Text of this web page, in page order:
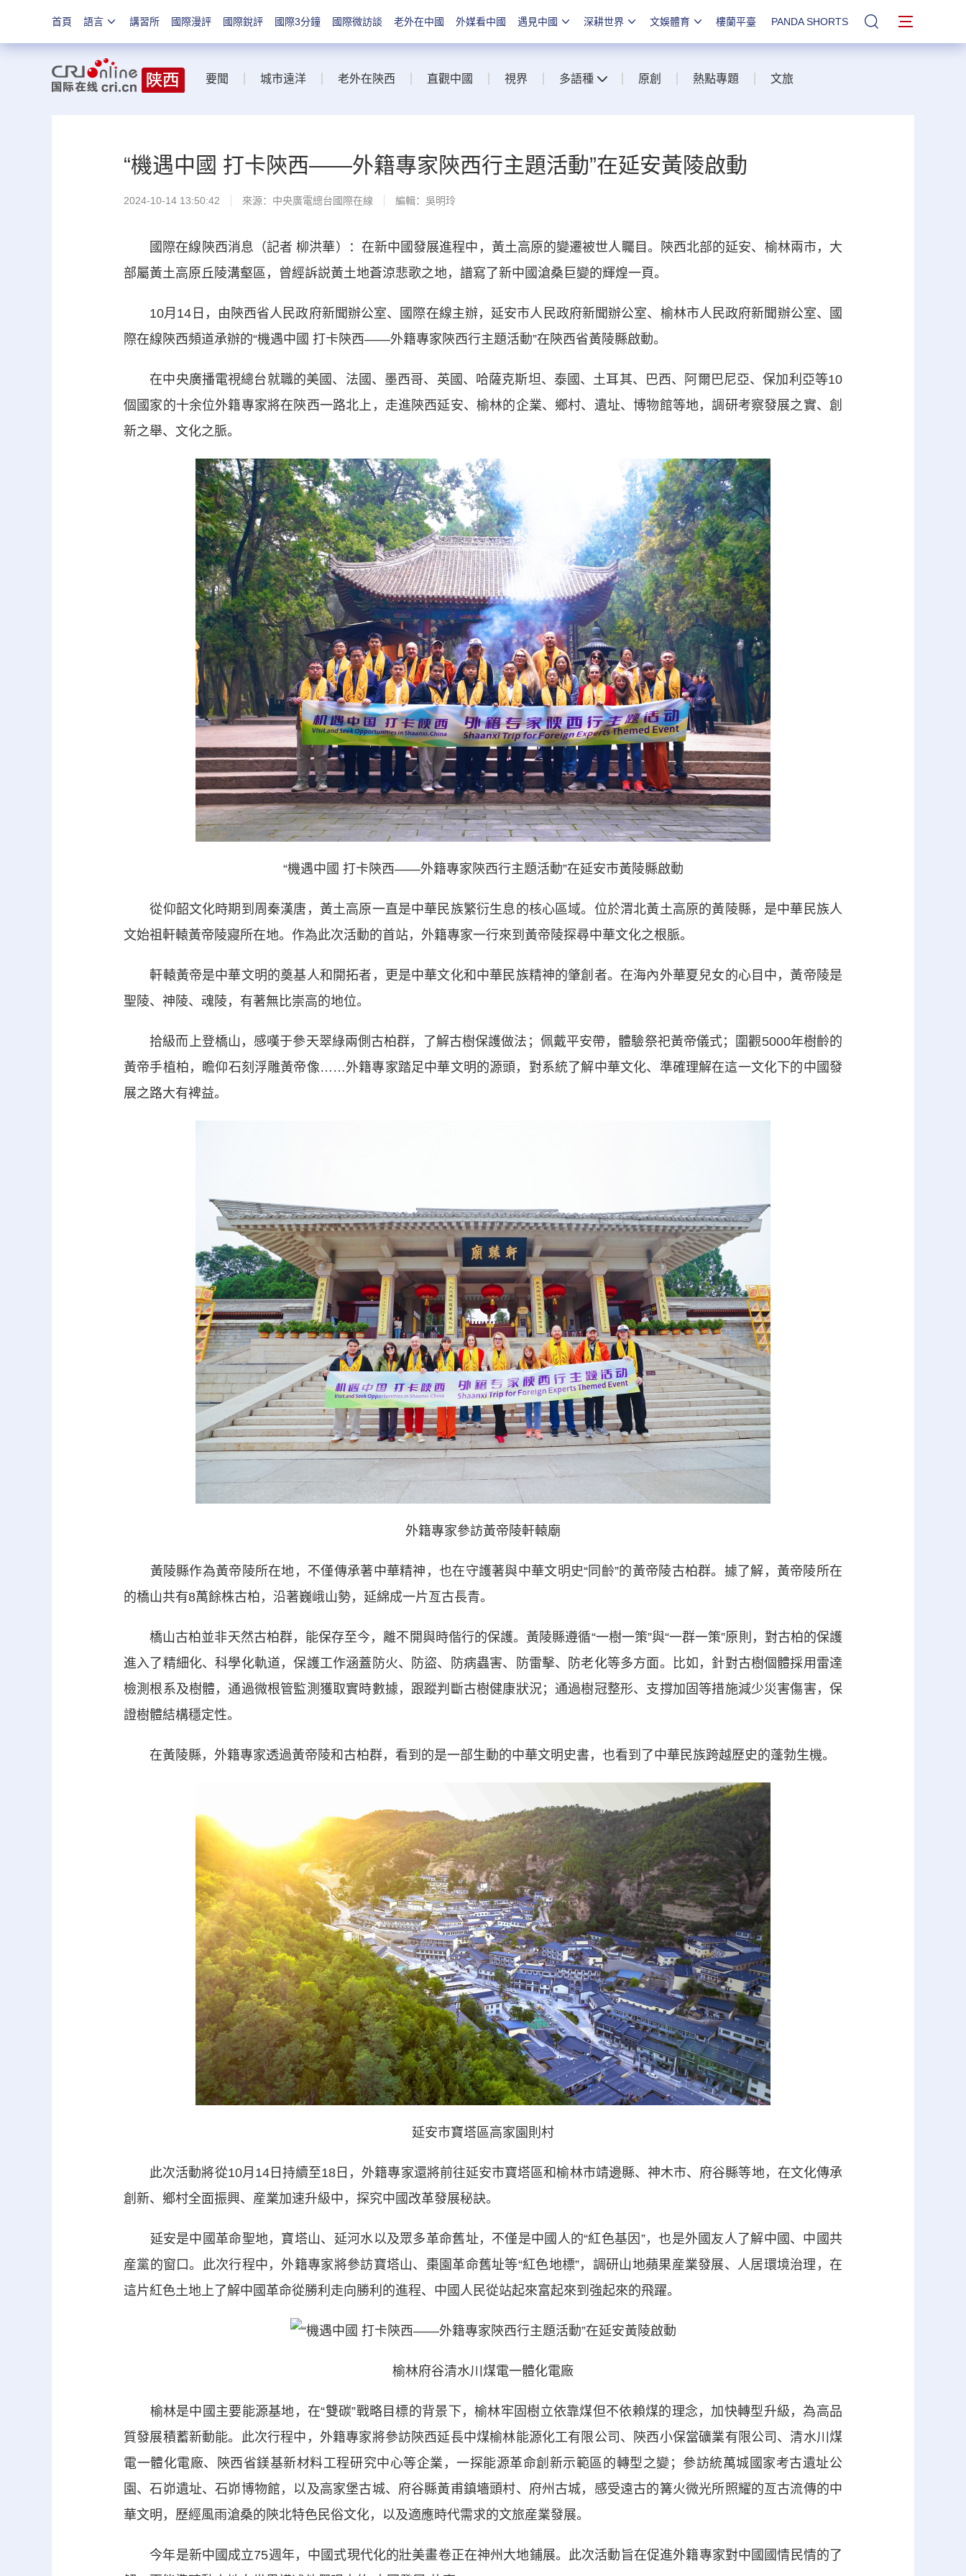
首頁 語言 講習所 國際漫評 國際銳評 國際3分鐘 國際微訪談 老外在中國 外媒看中國 遇見中國 深耕世界 文娛體育 樓蘭平臺 PANDA SHORTS 站內搜索
要聞 城市遠洋 老外在陝西 直觀中國 視界 多語種 原創 熱點專題 文旅
“機遇中國 打卡陝西——外籍專家陝西行主題活動”在延安黃陵啟動
2024-10-14 13:50:42 來源：中央廣電總台國際在線 編輯：吳明玲
國際在線陝西消息（記者 柳洪華）：在新中國發展進程中，黃土高原的變遷被世人矚目。陝西北部的延安、榆林兩市，大
部屬黃土高原丘陵溝壑區，曾經訴説黃土地蒼涼悲歌之地，譜寫了新中國滄桑巨變的輝煌一頁。
10月14日，由陝西省人民政府新聞辦公室、國際在線主辦，延安市人民政府新聞辦公室、榆林市人民政府新聞辦公室、國
際在線陝西頻道承辦的“機遇中國 打卡陝西——外籍專家陝西行主題活動”在陝西省黃陵縣啟動。
在中央廣播電視總台就職的美國、法國、墨西哥、英國、哈薩克斯坦、泰國、土耳其、巴西、阿爾巴尼亞、保加利亞等10
個國家的十余位外籍專家將在陝西一路北上，走進陝西延安、榆林的企業、鄉村、遺址、博物館等地，調研考察發展之實、創
新之舉、文化之脈。
“機遇中國 打卡陝西——外籍專家陝西行主題活動”在延安市黃陵縣啟動
從仰韶文化時期到周秦漢唐，黃土高原一直是中華民族繁衍生息的核心區域。位於渭北黃土高原的黃陵縣，是中華民族人
文始祖軒轅黃帝陵寢所在地。作為此次活動的首站，外籍專家一行來到黃帝陵探尋中華文化之根脈。
軒轅黃帝是中華文明的奠基人和開拓者，更是中華文化和中華民族精神的肇創者。在海內外華夏兒女的心目中，黃帝陵是
聖陵、神陵、魂陵，有著無比崇高的地位。
拾級而上登橋山，感嘆于參天翠綠兩側古柏群，了解古樹保護做法；佩戴平安帶，體驗祭祀黃帝儀式；圍觀5000年樹齡的
黃帝手植柏，瞻仰石刻浮雕黃帝像……外籍專家踏足中華文明的源頭，對系統了解中華文化、準確理解在這一文化下的中國發
展之路大有裨益。
外籍專家參訪黃帝陵軒轅廟
黃陵縣作為黃帝陵所在地，不僅傳承著中華精神，也在守護著與中華文明史“同齡”的黃帝陵古柏群。據了解，黃帝陵所在
的橋山共有8萬餘株古柏，沿著巍峨山勢，延綿成一片亙古長青。
橋山古柏並非天然古柏群，能保存至今，離不開與時偕行的保護。黃陵縣遵循“一樹一策”與“一群一策”原則，對古柏的保護
進入了精細化、科學化軌道，保護工作涵蓋防火、防盜、防病蟲害、防雷擊、防老化等多方面。比如，針對古樹個體採用雷達
檢測根系及樹體，通過微根管監測獲取實時數據，跟蹤判斷古樹健康狀況；通過樹冠整形、支撐加固等措施減少災害傷害，保
證樹體結構穩定性。
在黃陵縣，外籍專家透過黃帝陵和古柏群，看到的是一部生動的中華文明史書，也看到了中華民族跨越歷史的蓬勃生機。
延安市寶塔區高家園則村
此次活動將從10月14日持續至18日，外籍專家還將前往延安市寶塔區和榆林市靖邊縣、神木市、府谷縣等地，在文化傳承
創新、鄉村全面振興、産業加速升級中，探究中國改革發展秘訣。
延安是中國革命聖地，寶塔山、延河水以及眾多革命舊址，不僅是中國人的“紅色基因”，也是外國友人了解中國、中國共
産黨的窗口。此次行程中，外籍專家將參訪寶塔山、棗園革命舊址等“紅色地標”，調研山地蘋果産業發展、人居環境治理，在
這片紅色土地上了解中國革命從勝利走向勝利的進程、中國人民從站起來富起來到強起來的飛躍。
榆林府谷清水川煤電一體化電廠
榆林是中國主要能源基地，在“雙碳”戰略目標的背景下，榆林牢固樹立依靠煤但不依賴煤的理念，加快轉型升級，為高品
質發展積蓄新動能。此次行程中，外籍專家將參訪陝西延長中煤榆林能源化工有限公司、陝西小保當礦業有限公司、清水川煤
電一體化電廠、陝西省鎂基新材料工程研究中心等企業，一探能源革命創新示範區的轉型之變；參訪統萬城國家考古遺址公
園、石峁遺址、石峁博物館，以及高家堡古城、府谷縣黃甫鎮墻頭村、府州古城，感受遠古的篝火微光所照耀的亙古流傳的中
華文明，歷經風雨滄桑的陝北特色民俗文化，以及適應時代需求的文旅産業發展。
今年是新中國成立75週年，中國式現代化的壯美畫卷正在神州大地鋪展。此次活動旨在促進外籍專家對中國國情民情的了